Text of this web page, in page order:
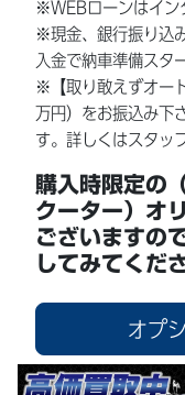
※WEBローンはイン
※現金、銀行振り込
入金で納車準備スタ
※【取り敢えずオー
万円）をお振込み下
す。詳しくはスタッ
購入時限定の
クーター）オ
ございますの
してみてくだ
オプ